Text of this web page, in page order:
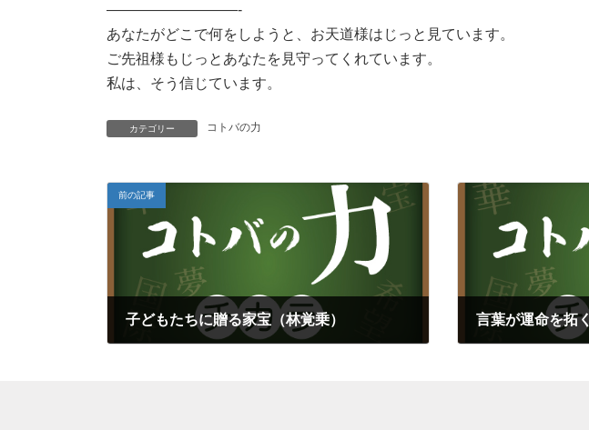
—————————-
あなたがどこで何をしようと、お天道様はじっと見ています。
ご先祖様もじっとあなたを見守ってくれています。
私は、そう信じています。
カテゴリー コトバの力
前の記事
子どもたちに贈る家宝（林覚乗） 言葉が運命を拓く